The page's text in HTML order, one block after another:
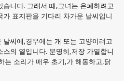
니다. 그래서 때,그녀는 은폐하려고
표지판을 기다리 차가운 날씨입니
씨에,경우에는 개 또는 고양이려고
의 열입니다. 분명히,저장 가열합니
는 소리가 매우 초기,가 해동하고,닭